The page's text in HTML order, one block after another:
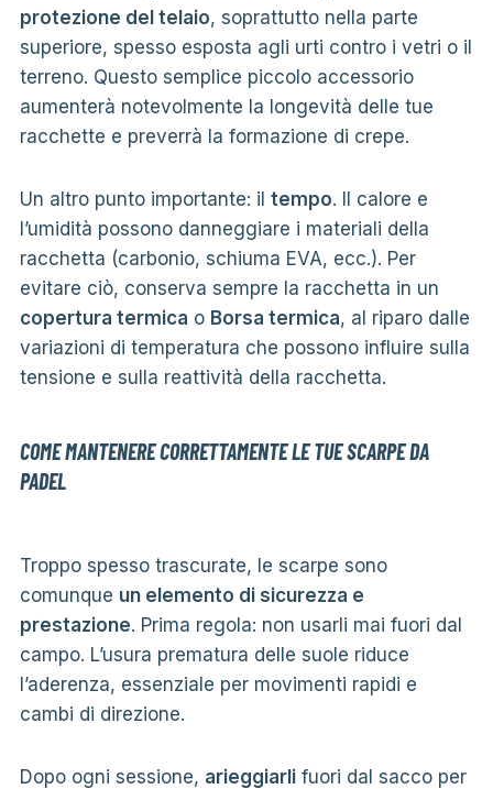
protezione del telaio, soprattutto nella parte
superiore, spesso esposta agli urti contro i vetri o il
terreno. Questo semplice piccolo accessorio
aumenterà notevolmente la longevità delle tue
racchette e preverrà la formazione di crepe.
Un altro punto importante: il tempo. Il calore e
l’umidità possono danneggiare i materiali della
racchetta (carbonio, schiuma EVA, ecc.). Per
evitare ciò, conserva sempre la racchetta in un
copertura termica o Borsa termica, al riparo dalle
variazioni di temperatura che possono influire sulla
tensione e sulla reattività della racchetta.
COME MANTENERE CORRETTAMENTE LE TUE SCARPE DA
PADEL
Troppo spesso trascurate, le scarpe sono
comunque un elemento di sicurezza e
prestazione. Prima regola: non usarli mai fuori dal
campo. L’usura prematura delle suole riduce
l’aderenza, essenziale per movimenti rapidi e
cambi di direzione.
Dopo ogni sessione, arieggiarlifuori dal sacco per